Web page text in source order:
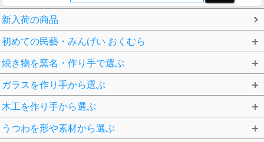
新入荷の商品
初めての民藝・みんげい おくむら
焼き物を窯名・作り手で選ぶ
ガラスを作り手から選ぶ
木工を作り手から選ぶ
うつわを形や素材から選ぶ